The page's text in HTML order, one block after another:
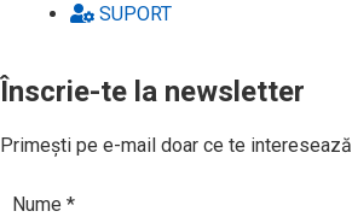
SUPORT
Înscrie-te la newsletter
Primești pe e-mail doar ce te interesează
Nume *